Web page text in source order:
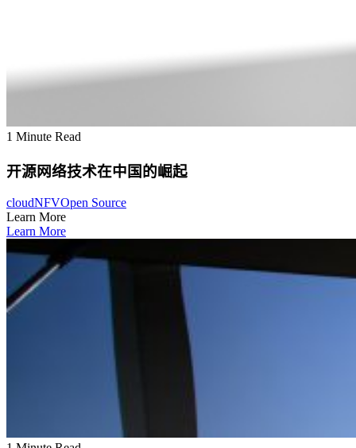
1 Minute Read
开源网络技术在中国的崛起
cloudNFVOpen Source
Learn More
Learn More